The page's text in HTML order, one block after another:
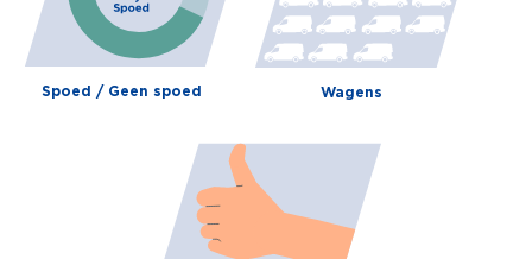
Spoed / Geen spoed Wagens